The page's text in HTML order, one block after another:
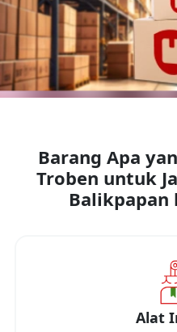
Barang Apa
Troben untuk
Balikpapan
Alat